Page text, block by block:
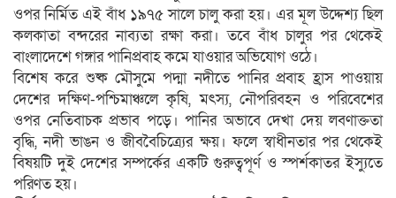
ওপর নির্মিত এই বাঁধ ১৯৭৫ সালে চালু করা হয়। এর মূল উদ্দেশ্য ছিল
কলকাতা বন্দরের নাব্যতা রক্ষা করা। তবে বাঁধ চালুর পর থেকেই
বাংলাদেশে গঙ্গার পানিপ্রবাহ কমে যাওয়ার অভিযোগ ওঠে।
বিশেষ করে শুষ্ক মৌসুমে পদ্মা নদীতে পানির প্রবাহ হ্রাস পাওয়ায়
দেশের দক্ষিণ-পশ্চিমাঞ্চলে কৃষি, মৎস্য, নৌপরিবহন ও পরিবেশের
ওপর নেতিবাচক প্রভাব পড়ে। পানির অভাবে দেখা দেয় লবণাক্ততা
বৃদ্ধি, নদী ভাঙন ও জীববৈচিত্র্যের ক্ষয়। ফলে স্বাধীনতার পর থেকেই
বিষয়টি দুই দেশের সম্পর্কের একটি গুরুত্বপূর্ণ ও স্পর্শকাতর ইস্যুতে
পরিণত হয়।